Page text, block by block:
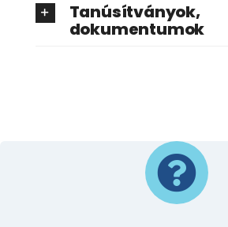
Tanúsítványok,
dokumentumok